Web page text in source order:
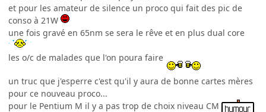
et pour les amateur de silence un proco qui fait des pic de
conso à 21W
une fois gravé en 65nm se sera le rêve et en plus dual core
les o/c de malades que l'on poura faire
un truc que j'esperre c'est qu'il y aura de bonne cartes mères
pour ce nouveau proco...
pour le Pentium M il y a pas trop de choix niveau CM